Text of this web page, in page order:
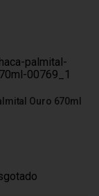
Ouro 670ml